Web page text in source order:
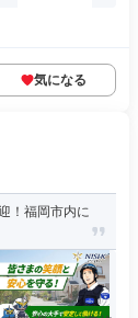
気になる
！福岡市内に